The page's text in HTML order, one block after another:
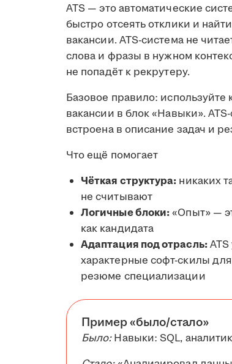
ATS — это автоматические
быстро отсеять отклики и
вакансии. ATS-система не
слова и фразы в нужном
не попадёт к рекрутеру.
Базовое правило:
вакансии в блок «Навыки».
встроена в описание задач и
Что ещё помогает
Чёткая структура: никаких
не считывают
Логичные блоки:«Опыт» —
как кандидата
Адаптация под отрасль:
характерные софт-скилы
резюме специализации
Пример «было/стало»
Было:Навыки: SQL,